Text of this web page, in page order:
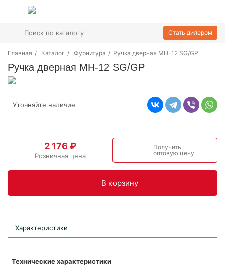
Стать дилером
Главная / Каталог / Фурнитура / Ручка дверная MH-12 SG/GP
Ручка дверная MH-12 SG/GP
Уточняйте наличие
2 176 ₽
Розничная цена
Получить
оптовую цену
В корзинy
Характеристики
Технические характеристики